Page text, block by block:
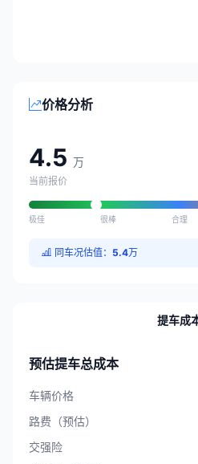
价格分析
4.5 万
当前报价
极佳 很棒 合理
同车况估值： 5.4万
提车成
预估提车总成本
车辆价格
路费（预估）
交强险